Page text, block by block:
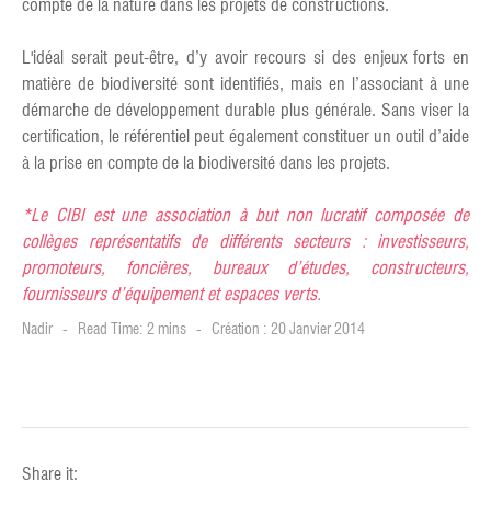
compte de la nature dans les projets de constructions.
L'idéal serait peut-être, d’y avoir recours si des enjeux forts en
matière de biodiversité sont identifiés, mais en l’associant à une
démarche de développement durable plus générale. Sans viser la
certification, le référentiel peut également constituer un outil d’aide
à la prise en compte de la biodiversité dans les projets.
*Le CIBI est une association à but non lucratif composée de
collèges représentatifs de différents secteurs : investisseurs,
promoteurs, foncières, bureaux d’études, constructeurs,
fournisseurs d’équipement et espaces verts.
Nadir Read Time: 2 mins Création : 20 Janvier 2014
Share it: